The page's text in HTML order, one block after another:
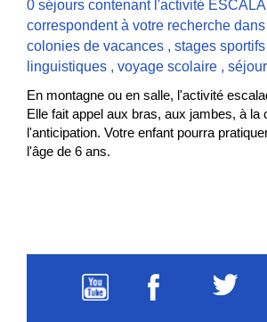
0 séjours contenant l'activité
correspondent à votre recherche
colonies de vacances , stages sportifs
linguistiques , voyage scolaire ,
En montagne ou en salle, l'activité
Elle fait appel aux bras, aux jambes, à la
l'anticipation. Votre enfant pourra
l'âge de 6 ans.